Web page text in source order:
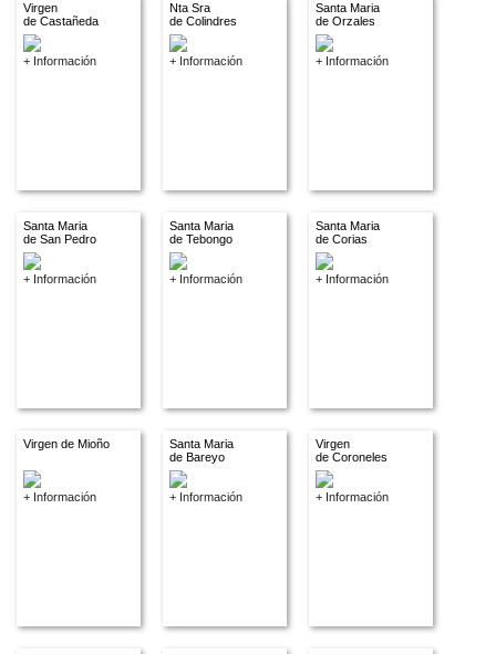
Virgen
de Castañeda
+ Información
Nta Sra
de Colindres
+ Información
Santa Maria
de Orzales
+ Información
Santa Maria
de San Pedro
+ Información
Santa Maria
de Tebongo
+ Información
Santa Maria
de Corias
+ Información
Virgen de Mioño
+ Información
Santa Maria
de Bareyo
+ Información
Virgen
de Coroneles
+ Información